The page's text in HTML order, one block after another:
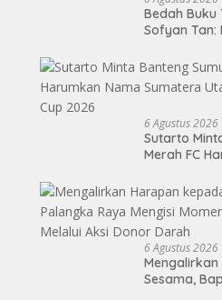
Bedah Buku
Sofyan Tan:
6 Agustus 2026
Sutarto
Merah FC
Cup 2026
6 Agustus 2026
Sesama,